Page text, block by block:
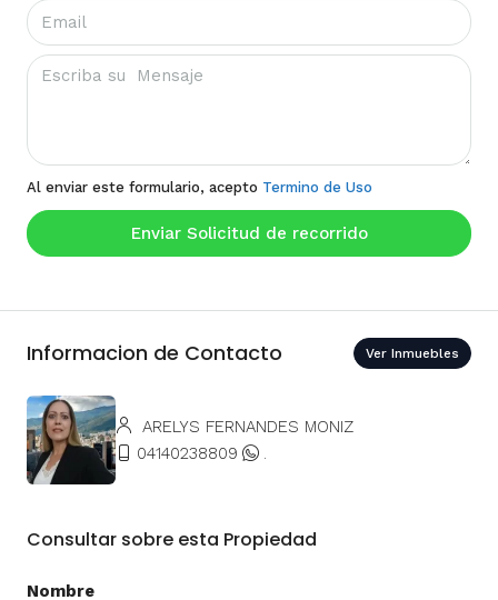
Al enviar este formulario, acepto Termino de Uso
Enviar Solicitud de recorrido
Informacion de Contacto Ver Inmuebles
ARELYS FERNANDES MONIZ
04140238809
.
Consultar sobre esta Propiedad
Nombre